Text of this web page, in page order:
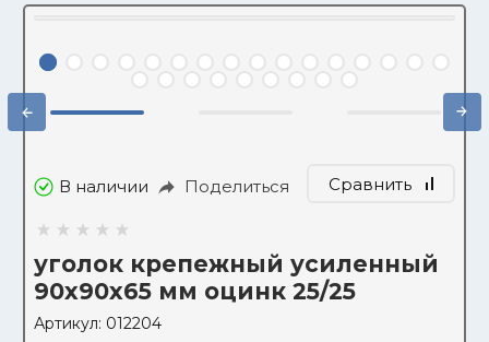
В наличии Поделиться Сравнить
уголок крепежный усиленный
90х90х65 мм оцинк 25/25
Артикул: 012204